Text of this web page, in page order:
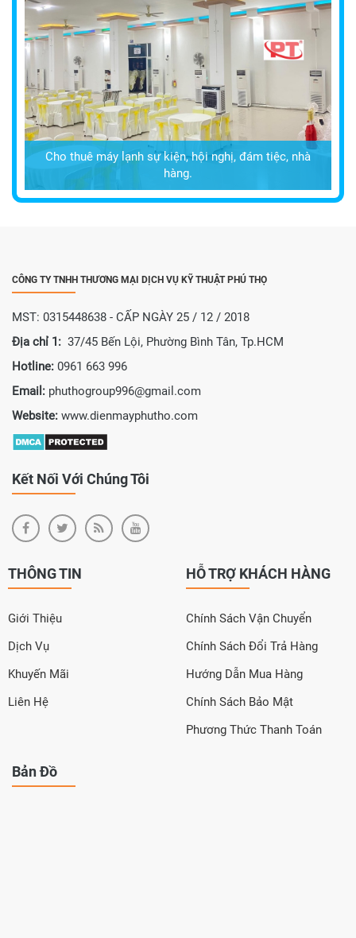
Cho thuê máy lạnh sự kiện, hội nghị, đám tiệc, nhà
hàng.
CÔNG TY TNHH THƯƠNG MẠI DỊCH VỤ KỸ THUẬT PHÚ THỌ
MST: 0315448638 - CẤP NGÀY 25 / 12 / 2018
Địa chỉ 1: 37/45 Bến Lội, Phường Bình Tân, Tp.HCM
Hotline: 0961 663 996
Email: phuthogroup996@gmail.com
Website: www.dienmayphutho.com
Kết Nối Với Chúng Tôi
THÔNG TIN
Giới Thiệu
Dịch Vụ
Khuyến Mãi
Liên Hệ
HỖ TRỢ KHÁCH HÀNG
Chính Sách Vận Chuyển
Chính Sách Đổi Trả Hàng
Hướng Dẫn Mua Hàng
Chính Sách Bảo Mật
Phương Thức Thanh Toán
Bản Đồ